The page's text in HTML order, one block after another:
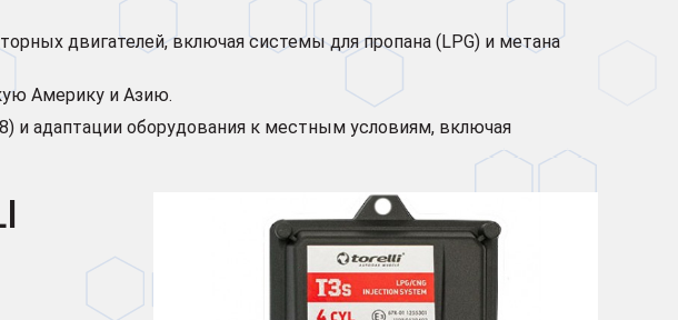
двигателей, включая системы для пропана (LPG) и метана
Америку и Азию.
и адаптации оборудования к местным условиям, включая